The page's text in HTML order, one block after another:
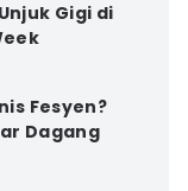
Gigi di
Fesyen?
Dagang